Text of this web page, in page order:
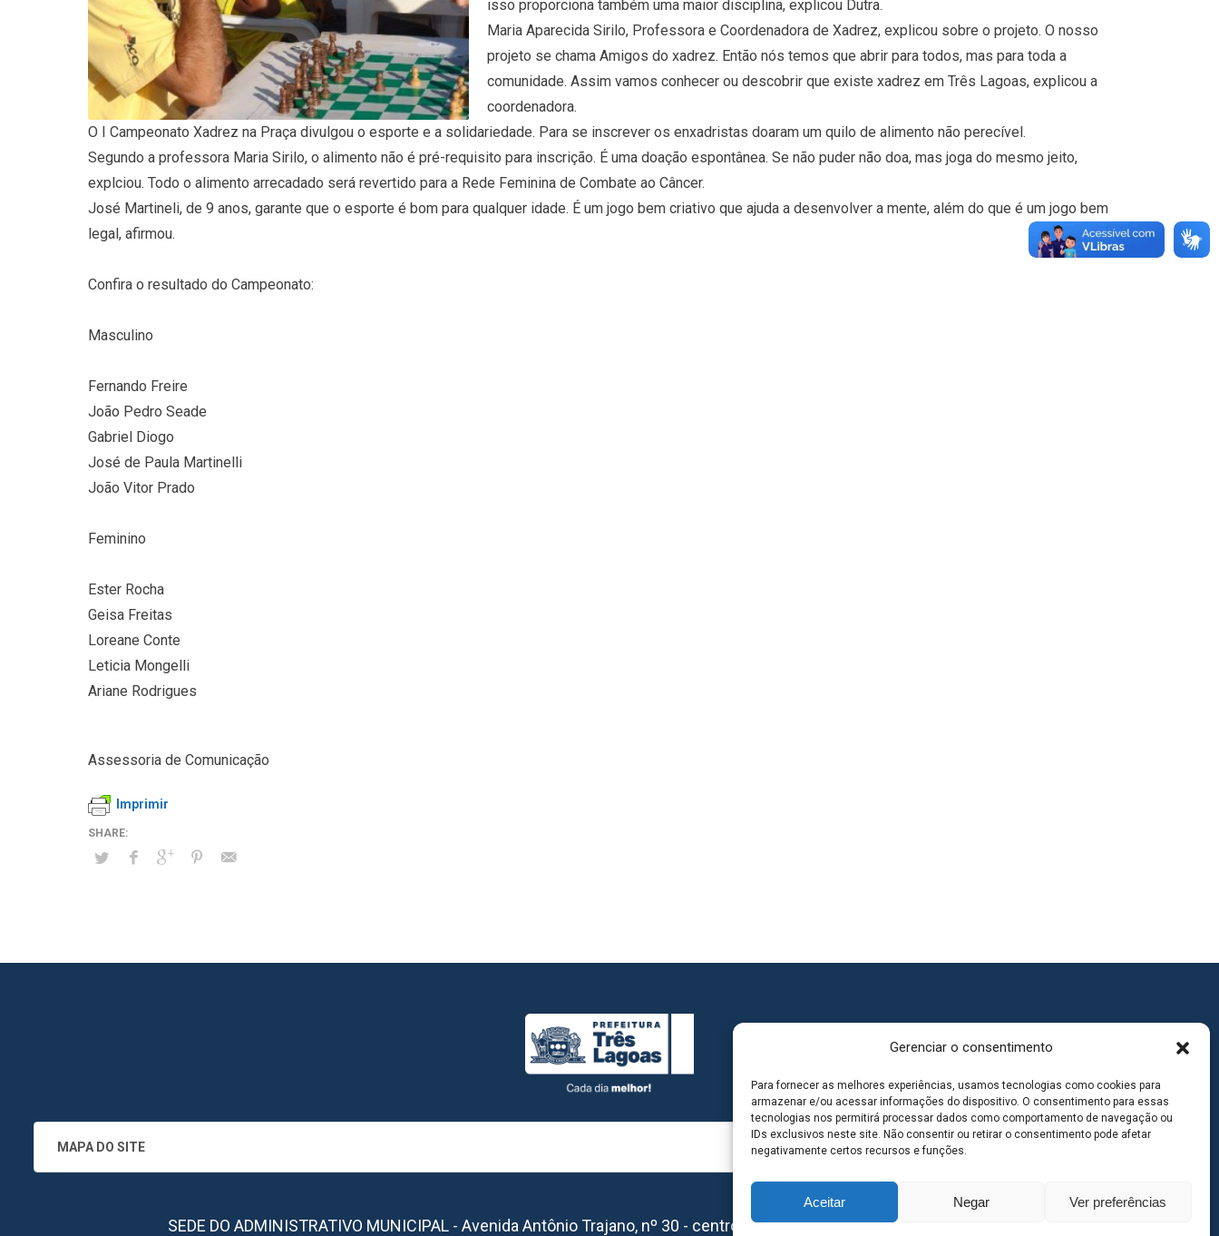
Gerenciar o consentimento
Para fornecer as melhores experiências, usamos tecnologias como cookies para
armazenar e/ou acessar informações do dispositivo. O consentimento para essas
tecnologias nos permitirá processar dados como comportamento de navegação ou
IDs exclusivos neste site. Não consentir ou retirar o consentimento pode afetar
negativamente certos recursos e funções.
Aceitar Negar Ver preferências
isso proporciona também uma maior disciplina, explicou Dutra.
Maria Aparecida Sirilo, Professora e Coordenadora de Xadrez, explicou sobre o projeto. O nosso
projeto se chama Amigos do xadrez. Então nós temos que abrir para todos, mas para toda a
comunidade. Assim vamos conhecer ou descobrir que existe xadrez em Três Lagoas, explicou a
coordenadora.
O I Campeonato Xadrez na Praça divulgou o esporte e a solidariedade. Para se inscrever os enxadristas doaram um quilo de alimento não perecível.
Segundo a professora Maria Sirilo, o alimento não é pré-requisito para inscrição. É uma doação espontânea. Se não puder não doa, mas joga do mesmo jeito,
explciou. Todo o alimento arrecadado será revertido para a Rede Feminina de Combate ao Câncer.
José Martineli, de 9 anos, garante que o esporte é bom para qualquer idade. É um jogo bem criativo que ajuda a desenvolver a mente, além do que é um jogo bem
legal, afirmou.
Confira o resultado do Campeonato:
Masculino
Fernando Freire
João Pedro Seade
Gabriel Diogo
José de Paula Martinelli
João Vitor Prado
Feminino
Ester Rocha
Geisa Freitas
Loreane Conte
Leticia Mongelli
Ariane Rodrigues
Assessoria de Comunicação
Imprimir
MAPA DO SITE
SEDE DO ADMINISTRATIVO MUNICIPAL - Avenida Antônio Trajano, nº 30 - centro - Três Lagoas MS | Contato: 67 98139-3237